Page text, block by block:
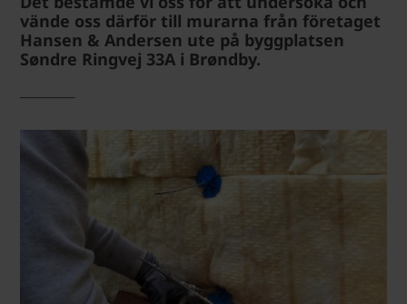
vände oss därför till murarna från företaget
Hansen & Andersen ute på byggplatsen
Søndre Ringvej 33A i Brøndby.